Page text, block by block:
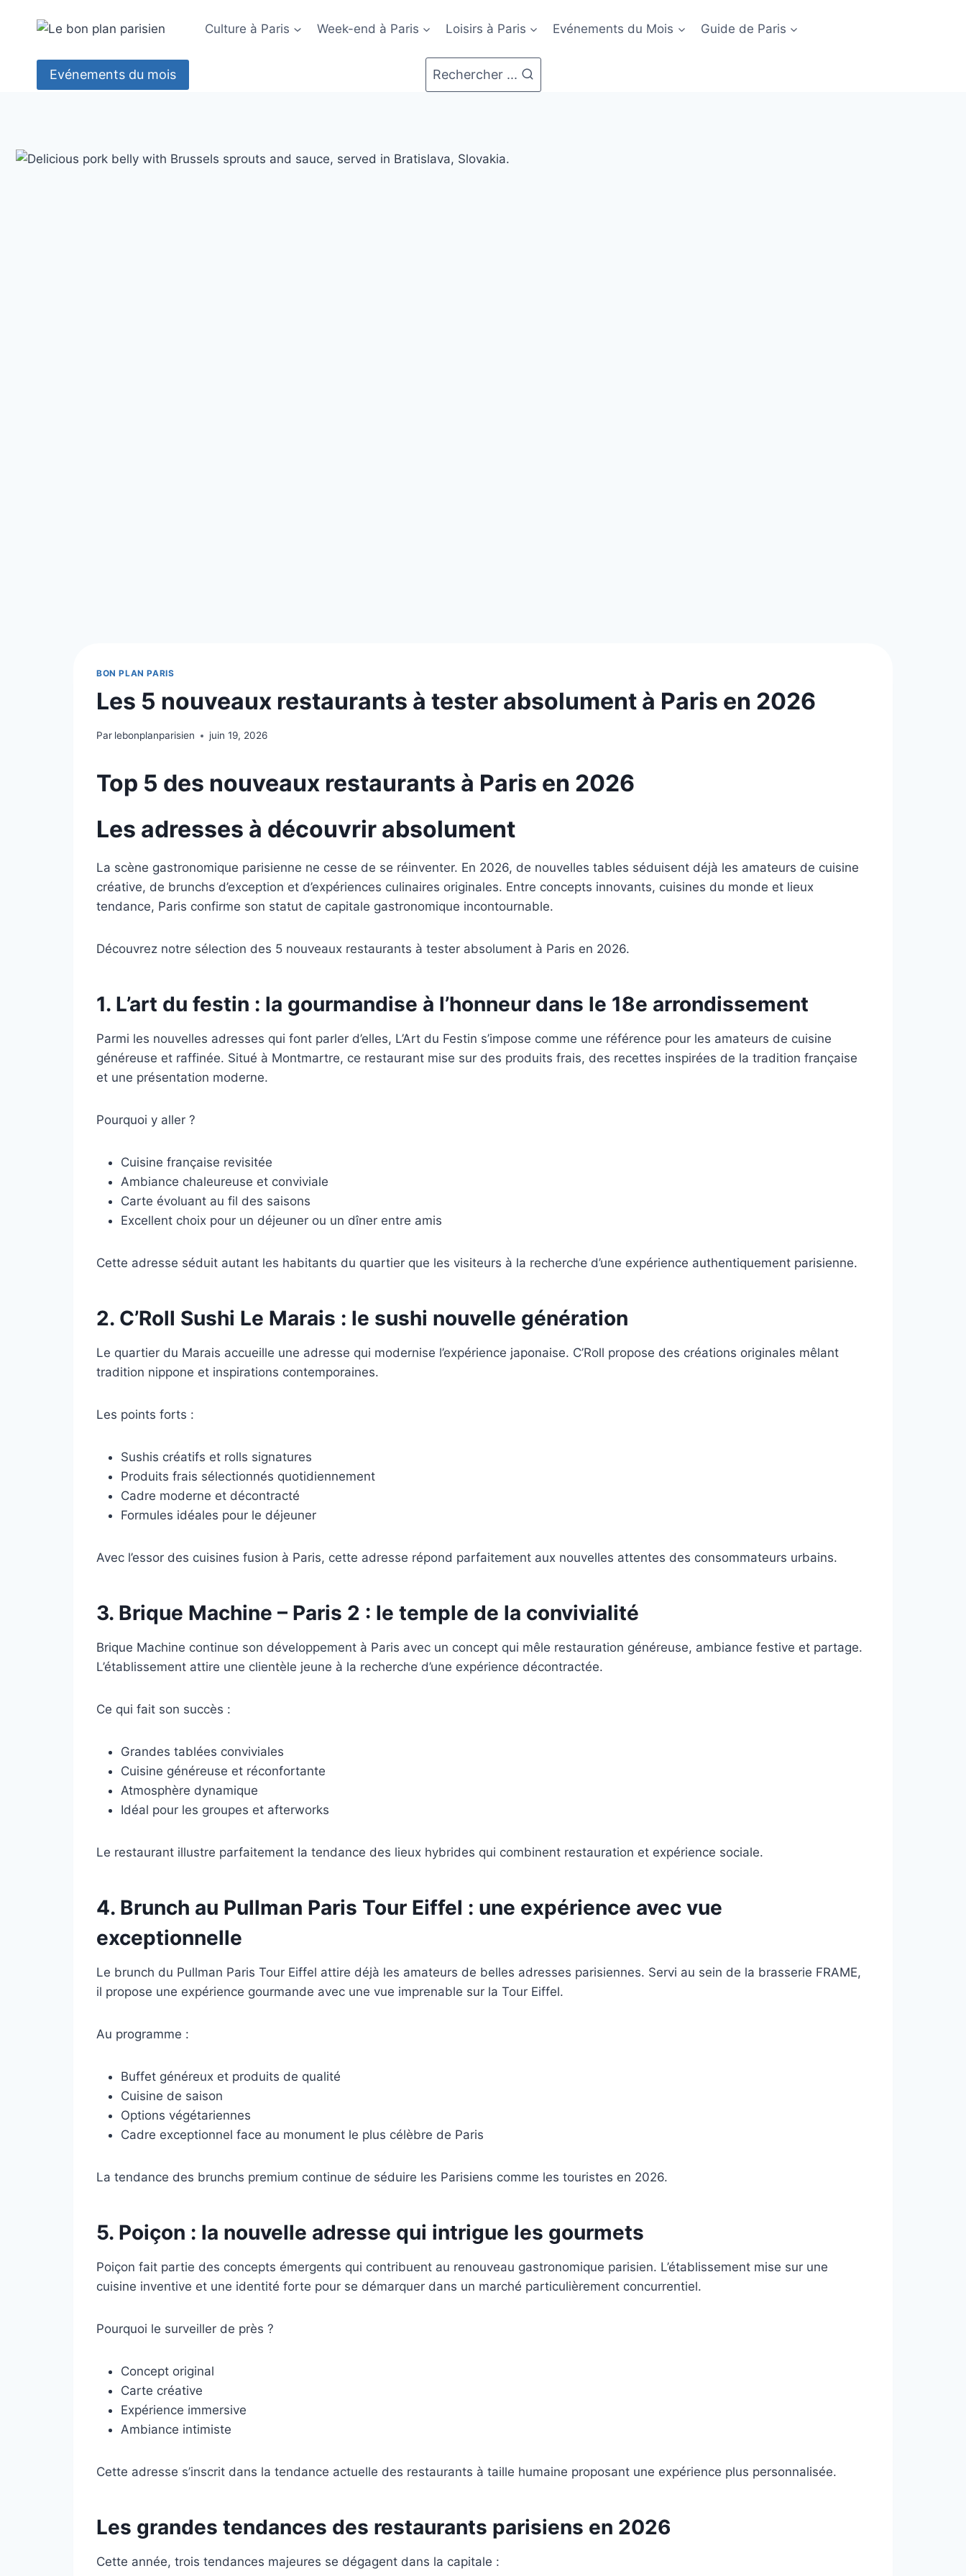
Culture à Paris Week-end à Paris Loisirs à Paris Evénements du Mois Guide de Paris
Evénements du mois Rechercher ...
BON PLAN PARIS
Les 5 nouveaux restaurants à tester absolument à Paris en 2026
Par lebonplanparisien juin 19, 2026
Top 5 des nouveaux restaurants à Paris en 2026
Les adresses à découvrir absolument
La scène gastronomique parisienne ne cesse de se réinventer. En 2026, de nouvelles tables séduisent déjà les amateurs de cuisine
créative, de brunchs d’exception et d’expériences culinaires originales. Entre concepts innovants, cuisines du monde et lieux
tendance, Paris confirme son statut de capitale gastronomique incontournable.
Découvrez notre sélection des 5 nouveaux restaurants à tester absolument à Paris en 2026.
1. L’art du festin : la gourmandise à l’honneur dans le 18e arrondissement
Parmi les nouvelles adresses qui font parler d’elles, L’Art du Festin s’impose comme une référence pour les amateurs de cuisine
généreuse et raffinée. Situé à Montmartre, ce restaurant mise sur des produits frais, des recettes inspirées de la tradition française
et une présentation moderne.
Pourquoi y aller ?
Cuisine française revisitée
Ambiance chaleureuse et conviviale
Carte évoluant au fil des saisons
Excellent choix pour un déjeuner ou un dîner entre amis
Cette adresse séduit autant les habitants du quartier que les visiteurs à la recherche d’une expérience authentiquement parisienne.
2. C’Roll Sushi Le Marais : le sushi nouvelle génération
Le quartier du Marais accueille une adresse qui modernise l’expérience japonaise. C’Roll propose des créations originales mêlant
tradition nippone et inspirations contemporaines.
Les points forts :
Sushis créatifs et rolls signatures
Produits frais sélectionnés quotidiennement
Cadre moderne et décontracté
Formules idéales pour le déjeuner
Avec l’essor des cuisines fusion à Paris, cette adresse répond parfaitement aux nouvelles attentes des consommateurs urbains.
3. Brique Machine – Paris 2 : le temple de la convivialité
Brique Machine continue son développement à Paris avec un concept qui mêle restauration généreuse, ambiance festive et partage.
L’établissement attire une clientèle jeune à la recherche d’une expérience décontractée.
Ce qui fait son succès :
Grandes tablées conviviales
Cuisine généreuse et réconfortante
Atmosphère dynamique
Idéal pour les groupes et afterworks
Le restaurant illustre parfaitement la tendance des lieux hybrides qui combinent restauration et expérience sociale.
4. Brunch au Pullman Paris Tour Eiffel : une expérience avec vue
exceptionnelle
Le brunch du Pullman Paris Tour Eiffel attire déjà les amateurs de belles adresses parisiennes. Servi au sein de la brasserie FRAME,
il propose une expérience gourmande avec une vue imprenable sur la Tour Eiffel.
Au programme :
Buffet généreux et produits de qualité
Cuisine de saison
Options végétariennes
Cadre exceptionnel face au monument le plus célèbre de Paris
La tendance des brunchs premium continue de séduire les Parisiens comme les touristes en 2026.
5. Poiçon : la nouvelle adresse qui intrigue les gourmets
Poiçon fait partie des concepts émergents qui contribuent au renouveau gastronomique parisien. L’établissement mise sur une
cuisine inventive et une identité forte pour se démarquer dans un marché particulièrement concurrentiel.
Pourquoi le surveiller de près ?
Concept original
Carte créative
Expérience immersive
Ambiance intimiste
Cette adresse s’inscrit dans la tendance actuelle des restaurants à taille humaine proposant une expérience plus personnalisée.
Les grandes tendances des restaurants parisiens en 2026
Cette année, trois tendances majeures se dégagent dans la capitale :